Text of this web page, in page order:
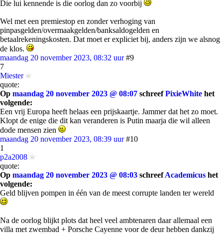
Die lui kennende is die oorlog dan zo voorbij
Wel met een premiestop en zonder verhoging van
pinpasgelden/overmaakgelden/banksaldogelden en
betaalrekeningskosten. Dat moet er expliciet bij, anders zijn we alsnog
de klos.
maandag 20 november 2023, 08:32 uur #9
7
Miester
quote:
Op maandag 20 november 2023 @ 08:07 schreefPixieWhite het
volgende:
Een vrij Europa heeft helaas een prijskaartje. Jammer dat het zo moet.
Klopt de enige die dit kan veranderen is Putin maarja die wil alleen
dode mensen zien
maandag 20 november 2023, 08:39 uur #10
1
p2a2008
quote:
Op maandag 20 november 2023 @ 08:03 schreefAcademicus het
volgende:
Geld blijven pompen in één van de meest corrupte landen ter wereld
Na de oorlog blijkt plots dat heel veel ambtenaren daar allemaal een
villa met zwembad + Porsche Cayenne voor de deur hebben dankzij